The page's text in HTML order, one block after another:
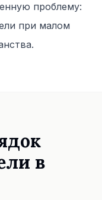
проблему:
при малом
в